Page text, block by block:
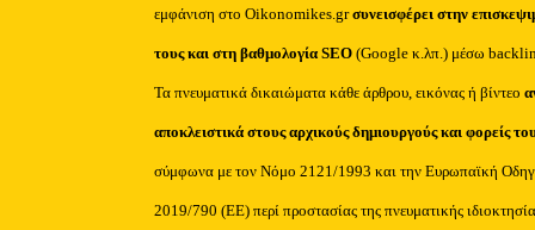
εμφάνιση στο Oikonomikes.grσυνεισφέρει στην
τους και στη βαθμολογία SEO (Google κ.λπ.) μέσω
Τα πνευματικά δικαιώματα κάθε άρθρου, εικόνας ή βίντεο
αποκλειστικά στους αρχικούς δημιουργούς και φορείς
σύμφωνα με τον Νόμο 2121/1993 και την Ευρωπαϊκή
2019/790 (ΕΕ) περί προστασίας της πνευματικής